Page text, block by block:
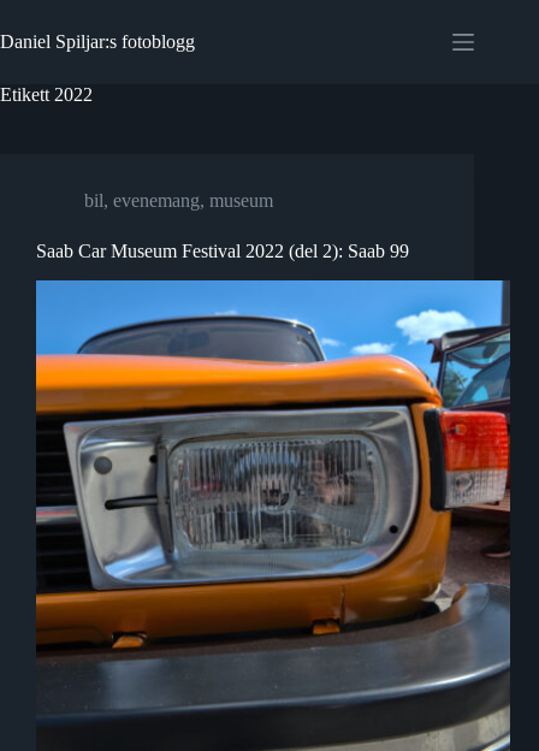
till
innehåll
Daniel Spiljar:s fotoblogg
Etikett 2022
bil, evenemang, museum
Saab Car Museum Festival 2022 (del 2): Saab 99